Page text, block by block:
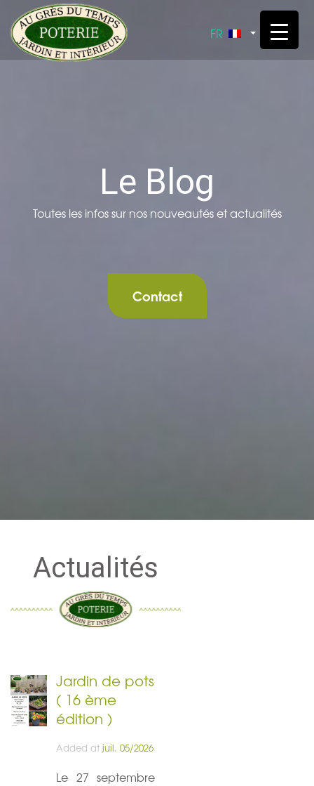
FR
Skip
Le Blog
Toutes les infos sur nos nouveautés et actualités
Contact
Actualités
Jardin de pots
( 16 ème
édition )
Added atjuil. 05/2026
Le 27 septembre